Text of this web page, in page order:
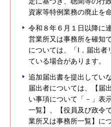
資家等特例業務の廃止を
令和８年６月１日以降に
営業所又は事務所を確知
については、「I．届出者
ている場合があります。
追加届出書を提出してい
届出者については、【届
い事項について「－」表
一覧】、【役員及び政令
業所又は事務所一覧】に